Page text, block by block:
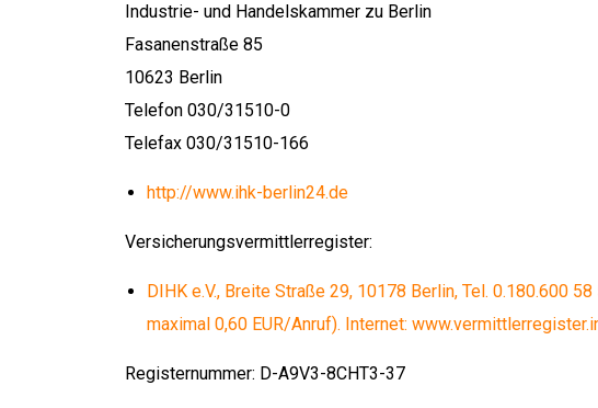
Industrie- und Handelskammer zu Berlin
Fasanenstraße 85
10623 Berlin
Telefon 030/31510-0
Telefax 030/31510-166
http://www.ihk-berlin24.de
Versicherungsvermittlerregister:
DIHK e.V., Breite Straße 29, 10178 Berlin, Tel. 0.180.600
maximal 0,60 EUR/Anruf). Internet:
Registernummer: D-A9V3-8CHT3-37